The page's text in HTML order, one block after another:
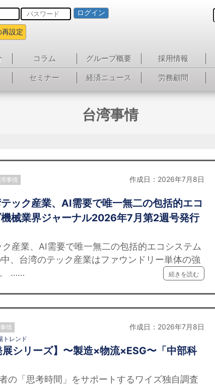
ログイン
設定
コラム グループ概要 採用情報
セミナー 経済ニュース 労務顧問
台湾事情
事情 作成日：2026年7月8日
テック産業、AI需要で唯一無二の包括的エコ
械業界ジャーナル2026年7月第2週号発行
産業、AI需要で唯一無二の包括的エコシステム
、台湾のテック産業はファウンドリー単体の強
……
続きを読む
情 作成日：2026年7月8日
トレンド
シリーズ】〜製造×物流×ESG〜「中部科
の「思考時間」をサポートするワイズ独自調査